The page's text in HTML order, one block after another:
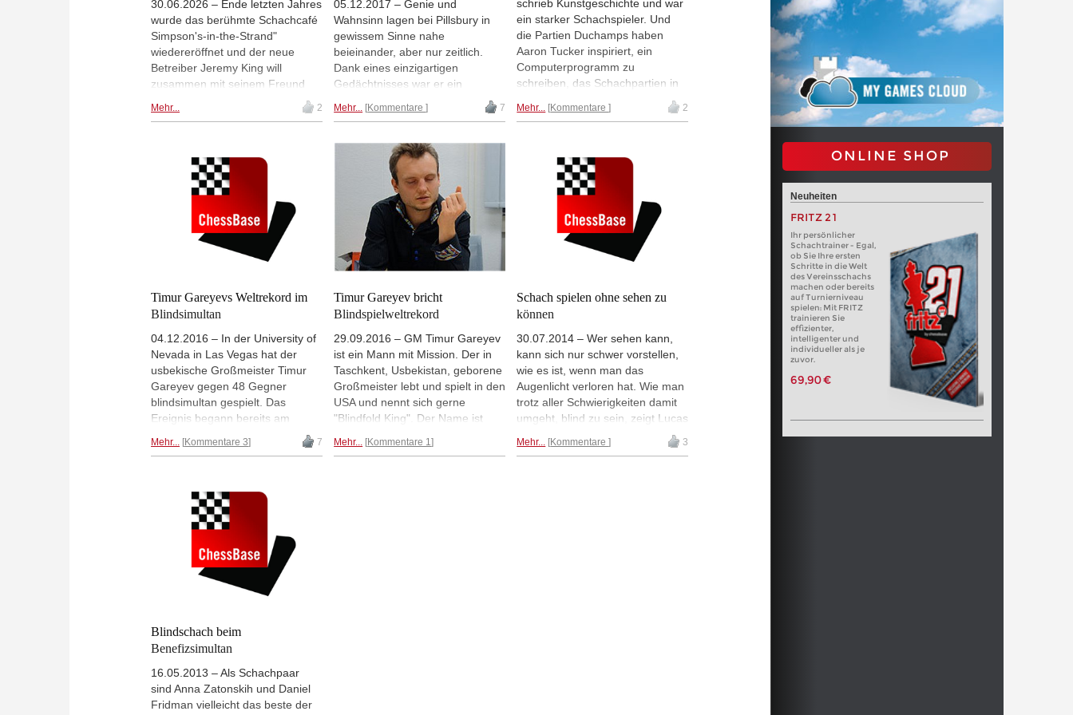
30.06.2026 – Ende letzten Jahres
wurde das berühmte Schachcafé
Simpson's-in-the-Strand"
wiedereröffnet und der neue
Betreiber Jeremy King will
zusammen mit seinem Freund
Schachtradition pflegen. Zu
Luke McShane gab eine
Blindschachvorstellung - die erste
seit 100 Jahren im Simpson's.
Mehr... 2
05.12.2017 – Genie und
Wahnsinn lagen bei Pillsbury in
gewissem Sinne nahe
beieinander, aber nur zeitlich.
Dank eines einzigartigen
Gedächtnisses war er ein
Schachgenie, zeitweise vielleicht
der beste Spieler der Welt. Doch
Krankheit führte ihn im Alter von
nur 33 Jahren in den Wahnsinn
und in den Tod.
Mehr... Kommentare 7
schrieb Kunstgeschichte und war
ein starker Schachspieler. Und
die Partien Duchamps haben
Aaron Tucker inspiriert, ein
Computerprogramm zu
schreiben, das Schachpartien in
funktioniert, zeigte Jennifer
man muss nicht blind spielen, um
Schachgedichte zu schreiben.
Chesspoetry.com lädt jeden
Schachspieler ein, seine Partien
zu Poesie werden zu lassen. |
Foto: Tony Yueh
Mehr... Kommentare 2
Timur Gareyevs Weltrekord im
Blindsimultan
04.12.2016 – In der University of
Nevada in Las Vegas hat der
usbekische Großmeister Timur
Gareyev gegen 48 Gegner
blindsimultan gespielt. Das
Ereignis begann bereits am
mitteleuropäischer Zeit, zog sich
verbundenen Augen saß Gareyev
auf einem Hometrainer und holte
auf diese Weise 35 Siege und 7
Remis; 6 Partien gingen verloren.
Mehr... Kommentare 3 7
Timur Gareyev bricht
Blindspielweltrekord
29.09.2016 – GM Timur Gareyev
ist ein Mann mit Mission. Der in
Taschkent, Usbekistan, geborene
Großmeister lebt und spielt in den
USA und nennt sich gerne
"Blindfold King". Der Name ist
2016 spielte Gareyev im
Mehr... Kommentare 1
Schach spielen ohne sehen zu
können
30.07.2014 – Wer sehen kann,
kann sich nur schwer vorstellen,
wie es ist, wenn man das
Augenlicht verloren hat. Wie man
trotz aller Schwierigkeiten damit
umgeht, blind zu sein, zeigt Lucas
studiert BWL und spielt im NK
Mehr... Kommentare 3
Blindschach beim
Benefizsimultan
16.05.2013 – Als Schachpaar
sind Anna Zatonskih und Daniel
Fridman vielleicht das beste der
ONLINE SHOP
Neuheiten
FRITZ 21
Ihr persönlicher
Schachtrainer - Egal,
ob Sie Ihre ersten
Schritte in die Welt
des Vereinsschachs
machen oder bereits
auf Turnierniveau
spielen: Mit FRITZ
trainieren Sie
effizienter,
intelligenter und
individueller als je
zuvor.
69,90 €